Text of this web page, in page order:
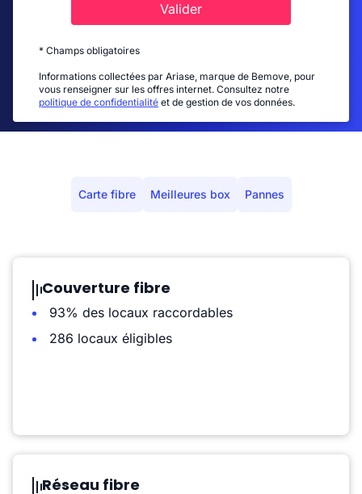
Valider
* Champs obligatoires
Informations collectées par Ariase, marque de Bemove, pour
vous renseigner sur les offres internet. Consultez notre
politique de confidentialité et de gestion de vos données.
Carte fibre Meilleures box Pannes
Couverture fibre
93% des locaux raccordables
286 locaux éligibles
Réseau fibre